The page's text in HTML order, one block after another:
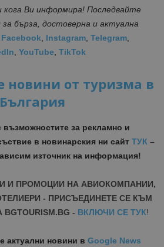
кога Ви информира! Последвайте
бърза, достоверна и актуална
Facebook, Instagram, Telegram,
, YouTube, TikTok
новини от туризма в
България
възможностите за рекламно и
в новинарския ни сайт ТУК–
източник на информация!
И ПРОМОЦИИ НА АВИОКОМПАНИИ,
- ПРИСЪЕДИНЕТЕ СЕ КЪМ
- ВКЛЮЧИ СЕ ТУК!
актуални новини в Google News